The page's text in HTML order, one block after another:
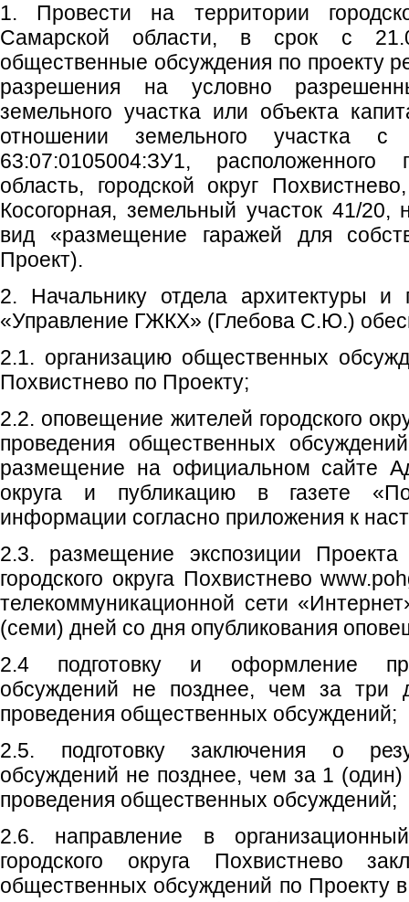
1. Провести на территории
Самарской области, в срок с
общественные обсуждения по проекту
разрешения на условно
земельного участка или объекта
отношении земельного участка с
63:07:0105004:ЗУ1,
область, городской округ
Косогорная, земельный участок 41/
вид «размещение гаражей для
Проект).
2. Начальнику отдела архитектуры и
«Управление ГЖКХ» (Глебова С.Ю.)
2.1. организацию общественных
Похвистнево по Проекту;
2.2. оповещение жителей городского
проведения общественных
размещение на официальном сайте
округа и публикацию в газете
информации согласно приложения к
2.3. размещение экспозиции
городского округа Похвистнево
телекоммуникационной сети
(семи) дней со дня опубликования
2.4 подготовку и оформление
обсуждений не позднее, чем за три
проведения общественных обсуждений;
2.5. подготовку заключения о
обсуждений не позднее, чем за 1
проведения общественных обсуждений;
2.6. направление в
городского округа Похвистнево
общественных обсуждений по Проекту